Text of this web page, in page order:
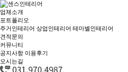
업체소개
포트폴리오
주거인테리어 상업인테리어 테마별인테리어
견적문의
커뮤니티
공지사항 이용후기
오시는길